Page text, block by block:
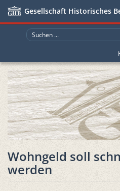
Gesellschaft Historisches
Wohngeld soll
werden